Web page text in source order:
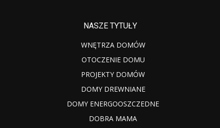
NASZE TYTUŁY
WNĘTRZA DOMÓW
OTOCZENIE DOMU
PROJEKTY DOMÓW
DOMY DREWNIANE
DOMY ENERGOOSZCZEDNE
DOBRA MAMA